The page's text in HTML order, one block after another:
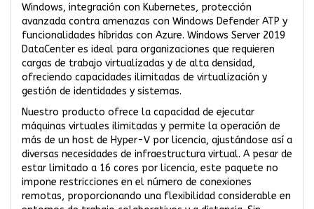
Windows, integración con Kubernetes, protección
avanzada contra amenazas con Windows Defender ATP y
funcionalidades híbridas con Azure. Windows Server 2019
DataCenter es ideal para organizaciones que requieren
cargas de trabajo virtualizadas y de alta densidad,
ofreciendo capacidades ilimitadas de virtualización y
gestión de identidades y sistemas.
Nuestro producto ofrece la capacidad de ejecutar
máquinas virtuales ilimitadas y permite la operación de
más de un host de Hyper-V por licencia, ajustándose así a
diversas necesidades de infraestructura virtual. A pesar de
estar limitado a 16 cores por licencia, este paquete no
impone restricciones en el número de conexiones
remotas, proporcionando una flexibilidad considerable en